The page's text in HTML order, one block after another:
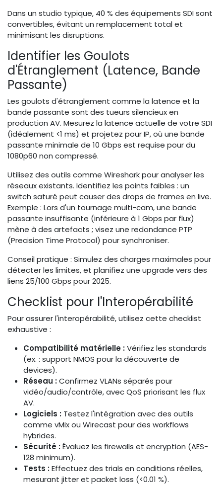
Dans un studio typique, 40 % des équipements SDI sont
convertibles, évitant un remplacement total et
minimisant les disruptions.
Identifier les Goulots
d'Étranglement (Latence, Bande
Passante)
Les goulots d'étranglement comme la latence et la
bande passante sont des tueurs silencieux en
production AV. Mesurez la latence actuelle de votre SDI
(idéalement <1 ms) et projetez pour IP, où une bande
passante minimale de 10 Gbps est requise pour du
1080p60 non compressé.
Utilisez des outils comme Wireshark pour analyser les
réseaux existants. Identifiez les points faibles : un
switch saturé peut causer des drops de frames en live.
Exemple : Lors d'un tournage multi-cam, une bande
passante insuffisante (inférieure à 1 Gbps par flux)
mène à des artefacts ; visez une redondance PTP
(Precision Time Protocol) pour synchroniser.
Conseil pratique : Simulez des charges maximales pour
détecter les limites, et planifiez une upgrade vers des
liens 25/100 Gbps pour 2025.
Checklist pour l'Interopérabilité
Pour assurer l'interopérabilité, utilisez cette checklist
exhaustive :
Compatibilité matérielle :Vérifiez les standards
(ex. : support NMOS pour la découverte de
devices).
Réseau :Confirmez VLANs séparés pour
vidéo/audio/contrôle, avec QoS priorisant les flux
AV.
Logiciels : Testez l'intégration avec des outils
comme vMix ou Wirecast pour des workflows
hybrides.
Sécurité :Évaluez les firewalls et encryption (AES-
128 minimum).
Tests :Effectuez des trials en conditions réelles,
mesurant jitter et packet loss (<0.01 %).